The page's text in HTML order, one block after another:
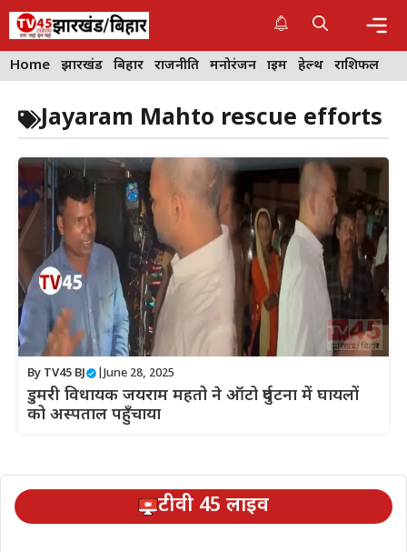
Skip
content
Home झारखंड बिहार राजनीति मनोरंजन क्राइम हेल्थ राशिफल
Jayaram Mahto rescue efforts
By TV45 BJ June 28, 2025
डुमरी विधायक जयराम महतो ने ऑटो दुर्घटना में घायलों
को अस्पताल पहुँचाया
टीवी 45 लाइव